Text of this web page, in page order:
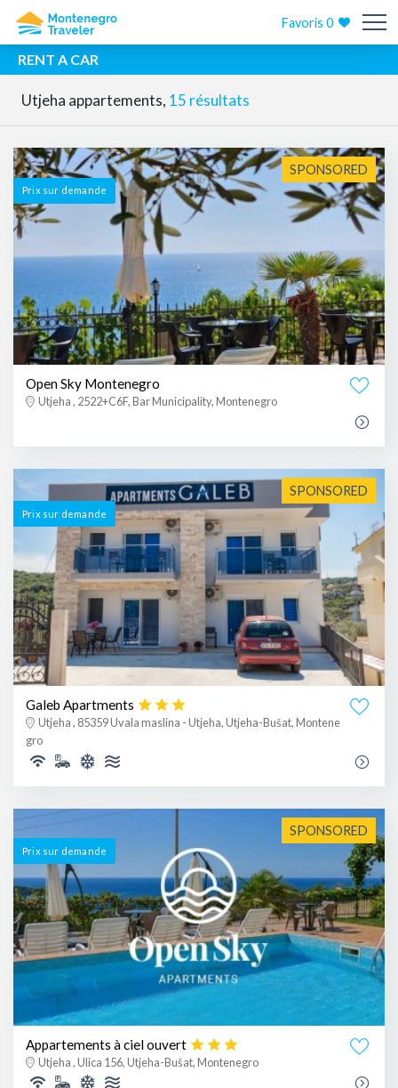
Favoris0
RENT A CAR
Utjeha appartements, 15 résultats
SPONSORED
Prix ​​sur demande
Open Sky Montenegro
Utjeha , 2522+C6F, Bar Municipality, Montenegro
SPONSORED
Prix ​​sur demande
Galeb Apartments
Utjeha , 85359 Uvala maslina - Utjeha, Utjeha-Bušat, Montene
gro
SPONSORED
Prix ​​sur demande
Appartements à ciel ouvert
Utjeha , Ulica 156, Utjeha-Bušat, Montenegro